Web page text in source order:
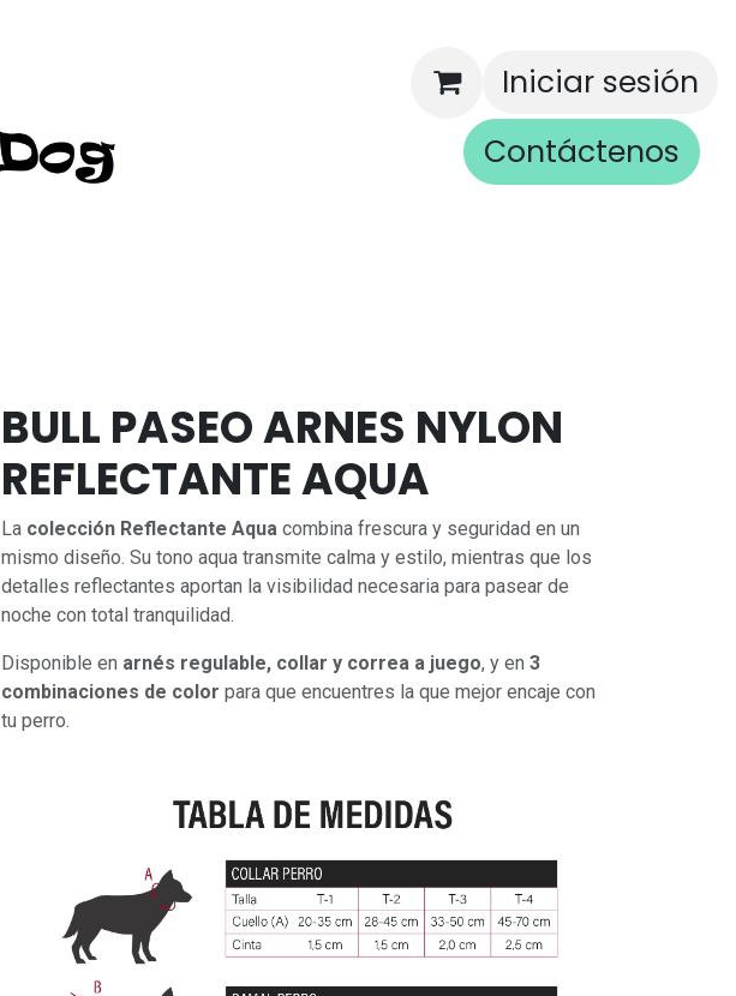
Iniciar sesión
Contáctenos
BULL PASEO ARNES NYLON
REFLECTANTE AQUA
La colección Reflectante Aqua combina frescura y seguridad en un
mismo diseño. Su tono aqua transmite calma y estilo, mientras que los
detalles reflectantes aportan la visibilidad necesaria para pasear de
noche con total tranquilidad.
Disponible en arnés regulable, collar y correa a juego, y en 3
combinaciones de color para que encuentres la que mejor encaje con
tu perro.